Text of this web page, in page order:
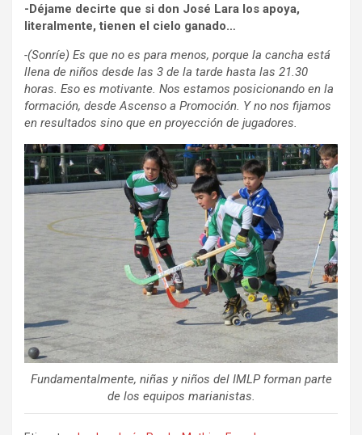
-Déjame decirte que si don José Lara los apoya,
literalmente, tienen el cielo ganado…
-(Sonríe) Es que no es para menos, porque la cancha está
llena de niños desde las 3 de la tarde hasta las 21.30
horas. Eso es motivante. Nos estamos posicionando en la
formación, desde Ascenso a Promoción. Y no nos fijamos
en resultados sino que en proyección de jugadores.
Fundamentalmente, niñas y niños del IMLP forman parte
de los equipos marianistas.